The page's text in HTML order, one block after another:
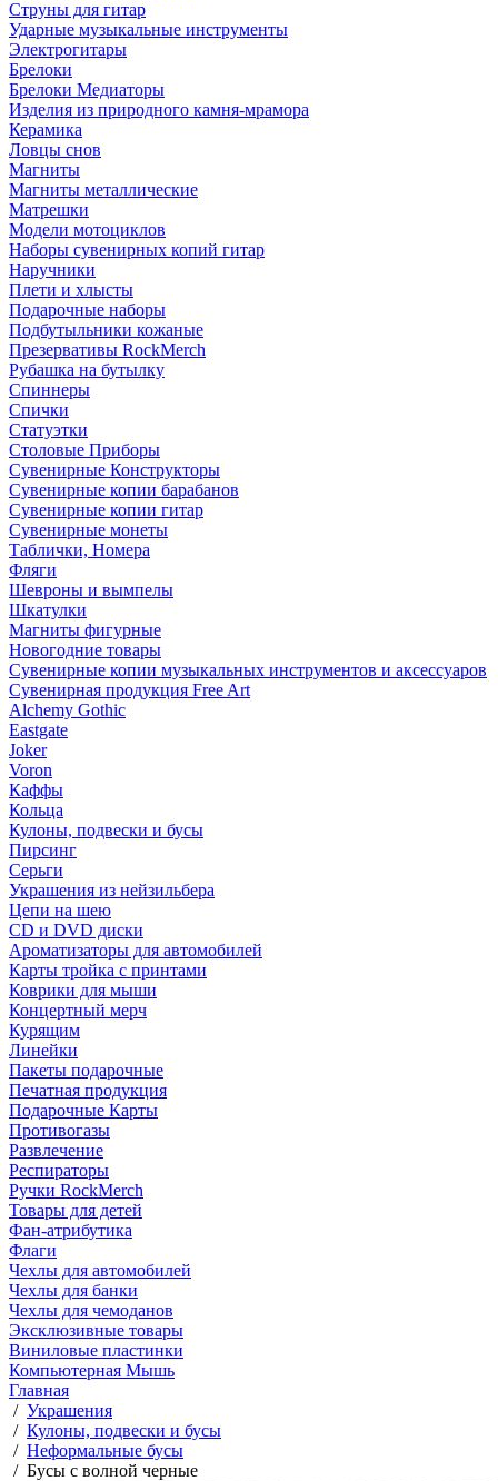
Струны для гитар
Ударные музыкальные инструменты
Электрогитары
Брелоки
Брелоки Медиаторы
Изделия из природного камня-мрамора
Керамика
Ловцы снов
Магниты
Магниты металлические
Матрешки
Модели мотоциклов
Наборы сувенирных копий гитар
Наручники
Плети и хлысты
Подарочные наборы
Подбутыльники кожаные
Презервативы RockMerch
Рубашка на бутылку
Спиннеры
Спички
Статуэтки
Столовые Приборы
Сувенирные Конструкторы
Сувенирные копии барабанов
Сувенирные копии гитар
Сувенирные монеты
Таблички, Номера
Фляги
Шевроны и вымпелы
Шкатулки
Магниты фигурные
Новогодние товары
Сувенирные копии музыкальных инструментов и аксессуаров
Сувенирная продукция Free Art
Alchemy Gothic
Eastgate
Joker
Voron
Каффы
Кольца
Кулоны, подвески и бусы
Пирсинг
Серьги
Украшения из нейзильбера
Цепи на шею
CD и DVD диски
Ароматизаторы для автомобилей
Карты тройка с принтами
Коврики для мыши
Концертный мерч
Курящим
Линейки
Пакеты подарочные
Печатная продукция
Подарочные Карты
Противогазы
Развлечение
Респираторы
Ручки RockMerch
Товары для детей
Фан-атрибутика
Флаги
Чехлы для автомобилей
Чехлы для банки
Чехлы для чемоданов
Эксклюзивные товары
Виниловые пластинки
Компьютерная Мышь
Главная
/ Украшения
/ Кулоны, подвески и бусы
/ Неформальные бусы
/ Бусы с волной черные